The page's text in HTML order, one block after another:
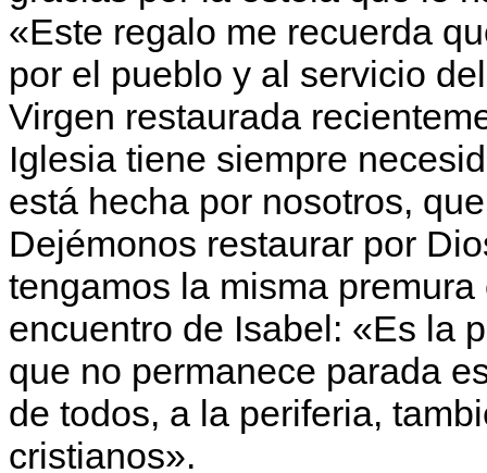
«Este regalo me recuerda
por el pueblo y al servicio
Virgen restaurada
Iglesia tiene siempre
está hecha por nosotros,
Dejémonos restaurar por
tengamos la misma
encuentro de Isabel: «Es la
que no permanece parada
de todos, a la periferia,
cristianos».